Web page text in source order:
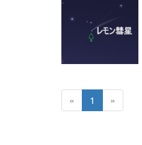
« 1 »